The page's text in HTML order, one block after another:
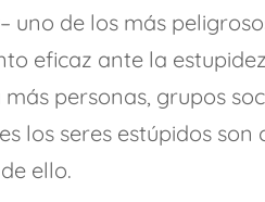
uno de los más
eficaz ante la
personas, grupos
los seres estúpidos
ello.